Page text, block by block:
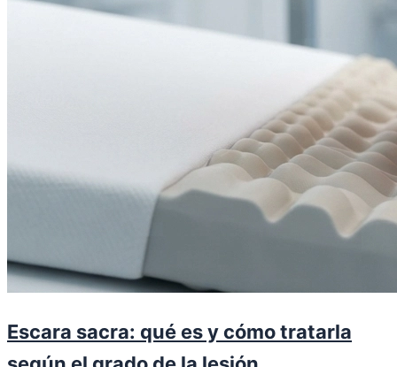
Escara sacra: qué es y cómo tratarla